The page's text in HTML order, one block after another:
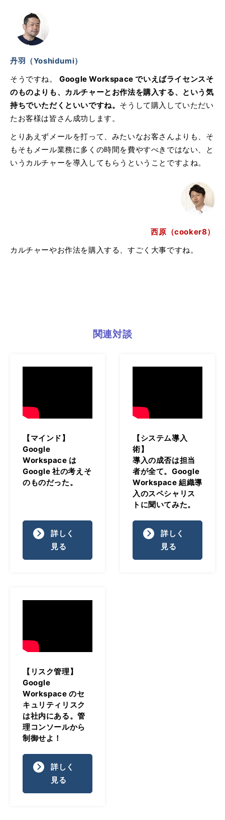
丹羽（Yoshidumi）
そうですね。Google Workspace でいえばライセンスそ
のものよりも、カルチャーとお作法を購入する、という気
持ちでいただくといいですね。 そうして購入していただい
たお客様は皆さん成功します。
とりあえずメールを打って、みたいなお客さんよりも、そ
もそもメール業務に多くの時間を費やすべきではない、と
いうカルチャーを導入してもらうということですよね。
西原（cooker8）
カルチャーやお作法を購入する、すごく大事ですね。
関連対談
【マインド】
Google
Workspace は
Google 社の考えそ
のものだった。
詳しく
見る
【システム導入
術】
導入の成否は担当
者が全て。Google
Workspace 組織導
入のスペシャリス
トに聞いてみた。
詳しく
見る
【リスク管理】
Google
Workspace のセ
キュリティリスク
は社内にある。管
理コンソールから
制御せよ！
詳しく
見る